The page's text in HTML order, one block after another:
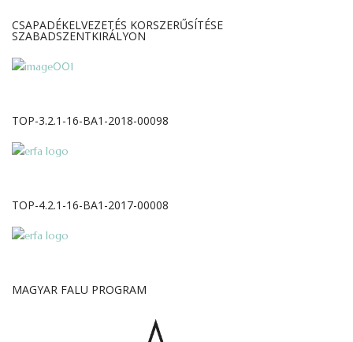
CSAPADÉKELVEZETÉS KORSZERŰSÍTÉSE
SZABADSZENTKIRÁLYON
TOP-3.2.1-16-BA1-2018-00098
TOP-4.2.1-16-BA1-2017-00008
MAGYAR FALU PROGRAM